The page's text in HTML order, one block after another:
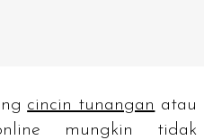
cincin tunangan atau
mungkin tidak